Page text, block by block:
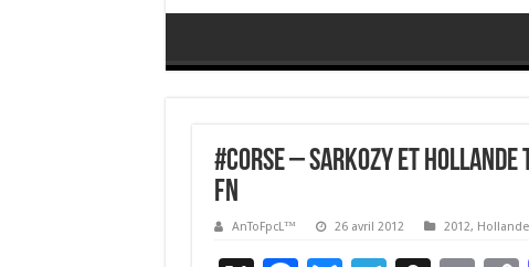
#Corse – Sarkozy et
FN
AnToFpcL™ 26 avril 2012 2012,